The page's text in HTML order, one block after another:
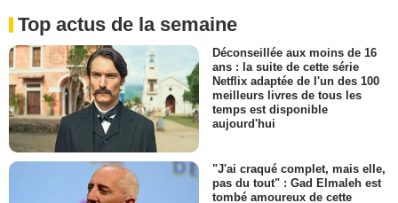
Top actus de la semaine
Déconseillée aux moins de 16
ans : la suite de cette série
Netflix adaptée de l'un des 100
meilleurs livres de tous les
temps est disponible
aujourd'hui
"J'ai craqué complet, mais elle,
pas du tout" : Gad Elmaleh est
tombé amoureux de cette